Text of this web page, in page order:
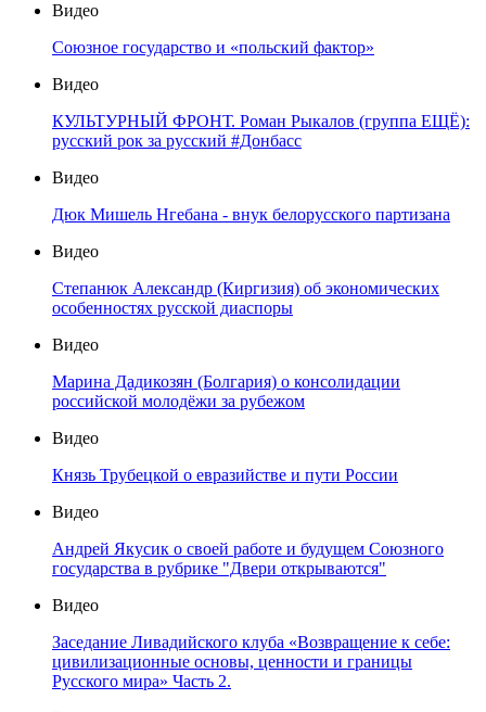
Видео
Союзное государство и «польский фактор»
Видео
КУЛЬТУРНЫЙ ФРОНТ. Роман Рыкалов (группа ЕЩЁ):
русский рок за русский #Донбасс
Видео
Дюк Мишель Нгебана - внук белорусского партизана
Видео
Степанюк Александр (Киргизия) об экономических
особенностях русской диаспоры
Видео
Марина Дадикозян (Болгария) о консолидации
российской молодёжи за рубежом
Видео
Князь Трубецкой о евразийстве и пути России
Видео
Андрей Якусик о своей работе и будущем Союзного
государства в рубрике "Двери открываются"
Видео
Заседание Ливадийского клуба «Возвращение к себе:
цивилизационные основы, ценности и границы
Русского мира» Часть 2.